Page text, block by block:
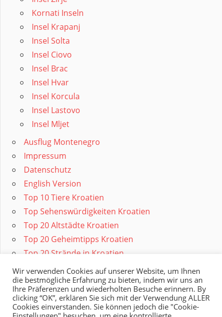
Kornati Inseln
Insel Krapanj
Insel Solta
Insel Ciovo
Insel Brac
Insel Hvar
Insel Korcula
Insel Lastovo
Insel Mljet
Ausflug Montenegro
Impressum
Datenschutz
English Version
Top 10 Tiere Kroatien
Top Sehenswürdigkeiten Kroatien
Top 20 Altstädte Kroatien
Top 20 Geheimtipps Kroatien
Top 20 Strände in Kroatien
Wir verwenden Cookies auf unserer Website, um Ihnen
die bestmögliche Erfahrung zu bieten, indem wir uns an
Ihre Präferenzen und wiederholten Besuche erinnern. By
clicking “OK”, erklären Sie sich mit der Verwendung ALLER
Cookies einverstanden. Sie können jedoch die "Cookie-